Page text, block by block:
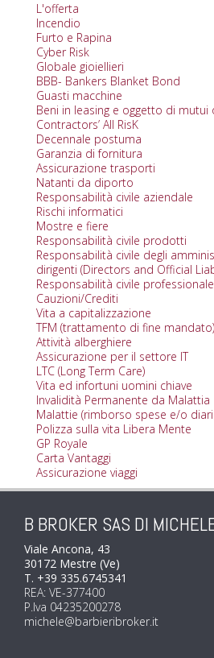
L'offerta
Incendio
Furto e Rapina
Cyber Risk
Globale gioiellieri
BBB- Bankers Blanket Bond
Guasti macchine
Beni in leasing e oggetto di mutui
Contractors’ All RisK
Decennale postuma
Garanzia di fornitura
Assicurazione trasporti
Natanti da diporto
Responsabilità civile aziendale
Rischi informatici
Mostre e fiere
Responsabilità civile prodotti
Responsabilità civile degli
dirigenti (Directors and Official
Responsabilità civile professionale
Cauzioni/Crediti
Vita a capitalizzazione
TFM (trattamento di fine mandato)
Attività alberghiere
Assicurazione per il settore IT
LTC (Long Term Care)
Vita ed infortuni uomini chiave
Invalidità Permanente da Malattia
Malattie (rimborso spese e/o
Polizza sulla vita Libera Mente
GP Royale
Carta Vantaggi
Assicurazione viaggi
B BROKER SAS DI
Viale Ancona, 43
30172 Mestre (Ve)
T. +39 335.6745341
REA: VE-377400
P.Iva 04235200278
michele@barbieribroker.it